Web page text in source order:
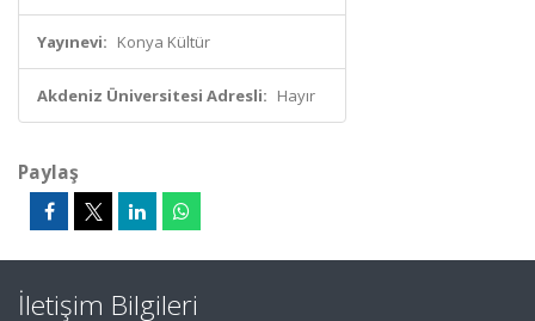
Yayınevi: Konya Kültür
Akdeniz Üniversitesi Adresli: Hayır
Paylaş
İletişim Bilgileri